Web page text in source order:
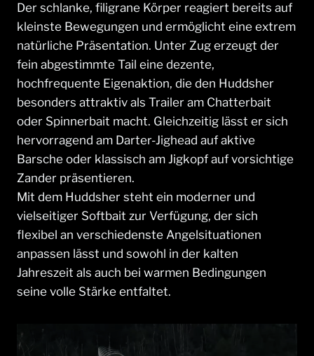
Der schlanke, filigrane Körper reagiert bereits auf
kleinste Bewegungen und ermöglicht eine extrem
natürliche Präsentation. Unter Zug erzeugt der
fein abgestimmte Tail eine dezente,
hochfrequente Eigenaktion, die den Huddsher
besonders attraktiv als Trailer am Chatterbait
oder Spinnerbait macht. Gleichzeitig lässt er sich
hervorragend am Darter-Jighead auf aktive
Barsche oder klassisch am Jigkopf auf vorsichtige
Zander präsentieren.
Mit dem Huddsher steht ein moderner und
vielseitiger Softbait zur Verfügung, der sich
flexibel an verschiedenste Angelsituationen
anpassen lässt und sowohl in der kalten
Jahreszeit als auch bei warmen Bedingungen
seine volle Stärke entfaltet.